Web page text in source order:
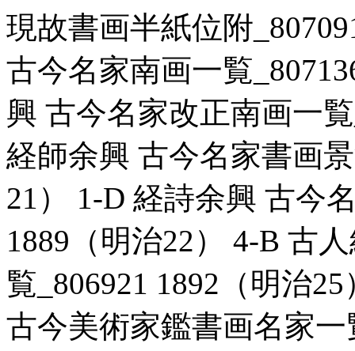
現故書画半紙位附
古今名家南画一覧
興 古今名家改正南画一
経師余興 古今名家書画
21） 1-D 経詩余興 古今
1889（明治22） 4-B 古
覧_806921 1892（明治
古今美術家鑑書画名家一